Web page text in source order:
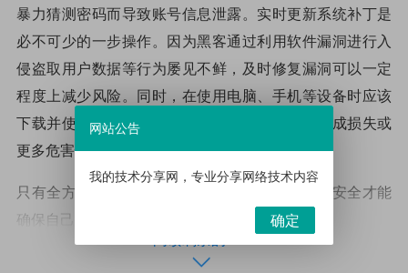
暴力猜测密码而导致账号信息泄露。实时更新系统补丁是
必不可少的一步操作。因为黑客通过利用软件漏洞进行入
侵盗取用户数据等行为屡见不鲜，及时修复漏洞可以一定
程度上减少风险。同时，在使用电脑、手机等设备时应该
下载并使用防病毒软件，以防止恶意程序入侵造成损失或
更多危害性操作等问题发生。
只有全方位地采取各种有效手段来保护个人信息安全才能
确保自己远离网络风险带来的影响和伤害。
网站公告
我的技术分享网，专业分享网络技术内容
确定